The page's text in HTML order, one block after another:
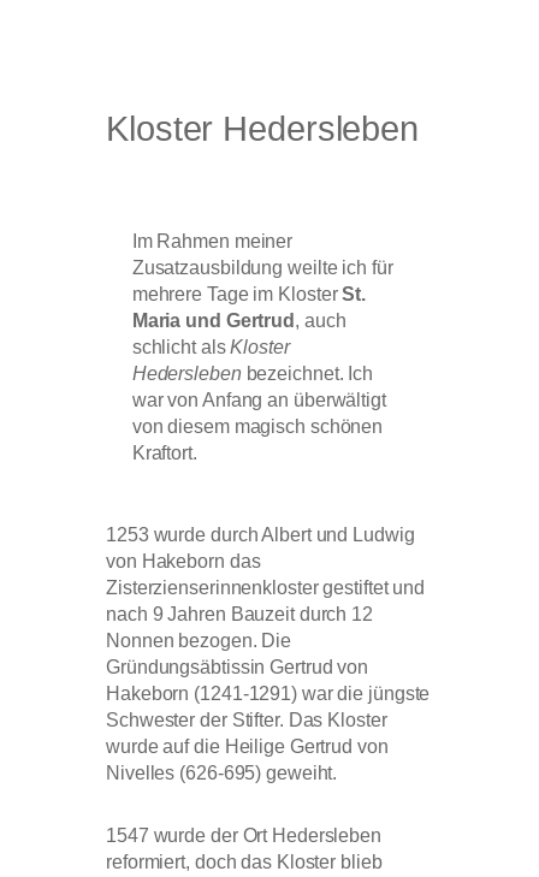
Kloster Hedersleben
Im Rahmen meiner
Zusatzausbildung weilte ich für
mehrere Tage im KlosterSt.
Maria und Gertrud , auch
schlicht alsKloster
Hedersleben bezeichnet. Ich
war von Anfang an überwältigt
von diesem magisch schönen
Kraftort.
1253 wurde durch Albert und Ludwig
von Hakeborn das
Zisterzienserinnenkloster gestiftet und
nach 9 Jahren Bauzeit durch 12
Nonnen bezogen. Die
Gründungsäbtissin Gertrud von
Hakeborn (1241-1291) war die jüngste
Schwester der Stifter. Das Kloster
wurde auf die Heilige Gertrud von
Nivelles (626-695) geweiht.
1547 wurde der Ort Hedersleben
reformiert, doch das Kloster blieb